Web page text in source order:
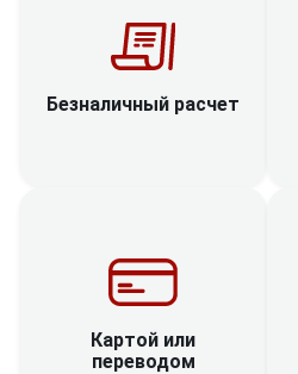
Безналичный расчет
Картой или
переводом